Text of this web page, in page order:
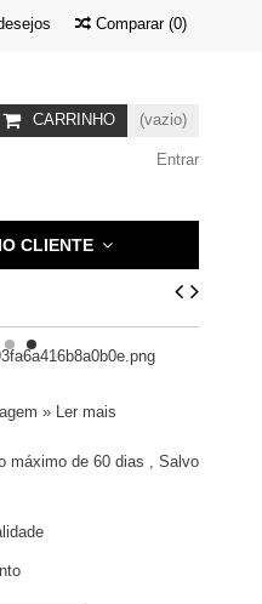
Comparar (0)
CARRINHO (vazio)
Entrar
CLIENTE
» Ler mais
máximo de 60 dias , Salvo